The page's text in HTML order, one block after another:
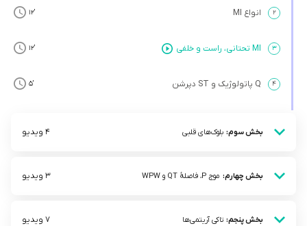
۲ انواع MI ’12
۳ MI تحتانی، راست و خلفی ’12
۴ Q پاتولوژیک و ST دپرشن ’5
بخش سوم: بلوک‌های قلبی 4 ویدیو
بخش چهارم: موج P، فاصلۀ QT و WPW 3 ویدیو
بخش پنجم: تاکی آریتمی‌ها 7 ویدیو